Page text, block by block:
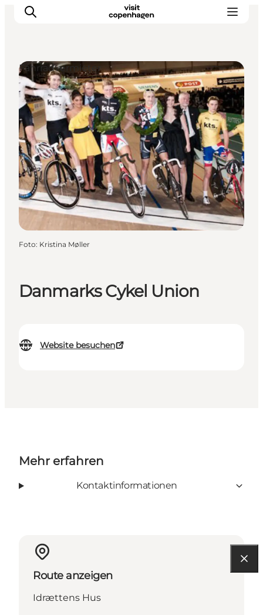
Aktivitäten
Essen und Trinken
Planen
Danmarks Cykel Union
Website besuchen
Fahrradvermieter
Foto: Kristina Møller
Mehr erfahren
Kontaktinformationen
Route anzeigen
Idrættens Hus